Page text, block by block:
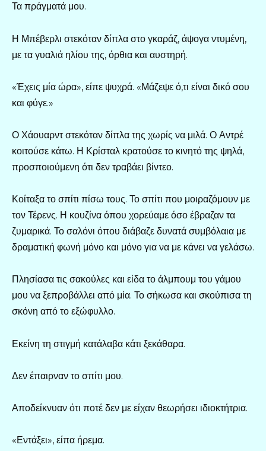
Τα πράγματά μου.
Η Μπέβερλι στεκόταν δίπλα στο γκαράζ, άψογα ντυμένη,
με τα γυαλιά ηλίου της, όρθια και αυστηρή.
«Έχεις μία ώρα», είπε ψυχρά. «Μάζεψε ό,τι είναι δικό σου
και φύγε.»
Ο Χάουαρντ στεκόταν δίπλα της χωρίς να μιλά. Ο Αντρέ
κοιτούσε κάτω. Η Κρίσταλ κρατούσε το κινητό της ψηλά,
προσποιούμενη ότι δεν τραβάει βίντεο.
Κοίταξα το σπίτι πίσω τους. Το σπίτι που μοιραζόμουν με
τον Τέρενς. Η κουζίνα όπου χορεύαμε όσο έβραζαν τα
ζυμαρικά. Το σαλόνι όπου διάβαζε δυνατά συμβόλαια με
δραματική φωνή μόνο και μόνο για να με κάνει να γελάσω.
Πλησίασα τις σακούλες και είδα το άλμπουμ του γάμου
μου να ξεπροβάλλει από μία. Το σήκωσα και σκούπισα τη
σκόνη από το εξώφυλλο.
Εκείνη τη στιγμή κατάλαβα κάτι ξεκάθαρα.
Δεν έπαιρναν το σπίτι μου.
Αποδείκνυαν ότι ποτέ δεν με είχαν θεωρήσει ιδιοκτήτρια.
«Εντάξει», είπα ήρεμα.